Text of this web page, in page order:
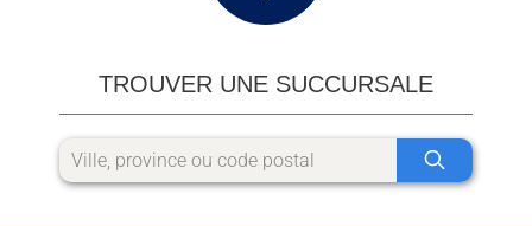
TROUVER UNE SUCCURSALE